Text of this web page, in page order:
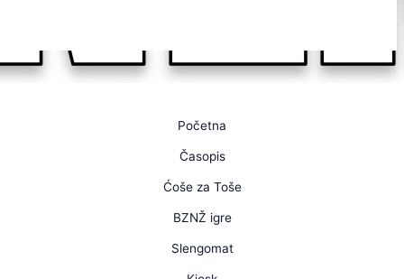
Početna
Časopis
Ćoše za Toše
BZNŽ igre
Slengomat